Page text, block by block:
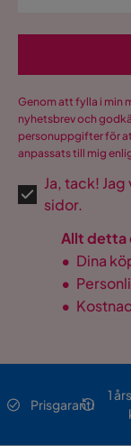
Genom att fylla i min
nyhetsbrev och
personuppgifter för
anpassats till mig
Ja, tack!
sidor.
Allt detta
• Dina
•
•
Prisgaranti
1